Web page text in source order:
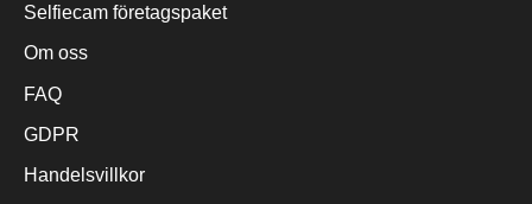
Selfiecam företagspaket
Om oss
FAQ
GDPR
Handelsvillkor